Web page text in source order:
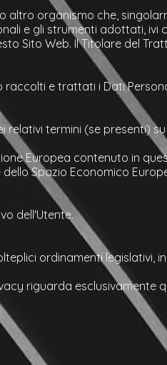
altro organismo che,
e gli strumenti adottati, ivi
Sito Web. Il Titolare del
e trattati i Dati
relativi termini (se presenti)
Europea contenuto in
Spazio Economico
dell'Utente.
ordinamenti legislativi,
riguarda esclusivamente